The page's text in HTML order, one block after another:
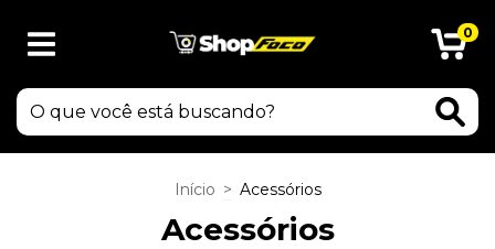
0
Início > Acessórios
Acessórios